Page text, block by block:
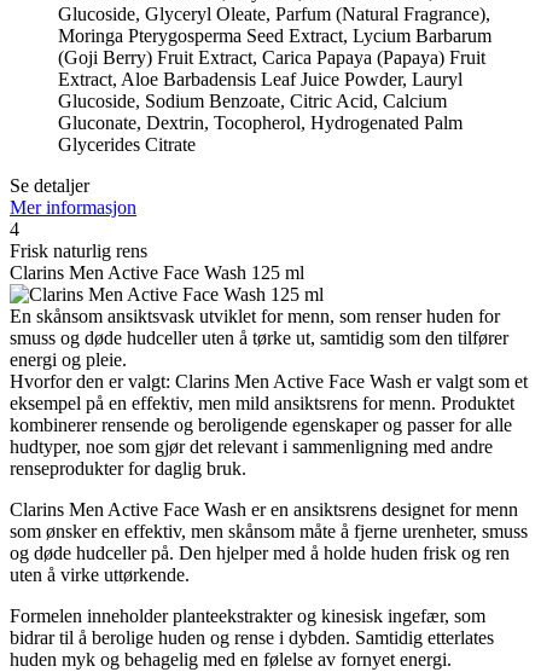
Glucoside, Glyceryl Oleate, Parfum (Natural Fragrance),
Moringa Pterygosperma Seed Extract, Lycium Barbarum
(Goji Berry) Fruit Extract, Carica Papaya (Papaya) Fruit
Extract, Aloe Barbadensis Leaf Juice Powder, Lauryl
Glucoside, Sodium Benzoate, Citric Acid, Calcium
Gluconate, Dextrin, Tocopherol, Hydrogenated Palm
Glycerides Citrate
Se detaljer
Mer informasjon
4
Frisk naturlig rens
Clarins Men Active Face Wash 125 ml
En skånsom ansiktsvask utviklet for menn, som renser huden for
smuss og døde hudceller uten å tørke ut, samtidig som den tilfører
energi og pleie.
Hvorfor den er valgt: Clarins Men Active Face Wash er valgt som et
eksempel på en effektiv, men mild ansiktsrens for menn. Produktet
kombinerer rensende og beroligende egenskaper og passer for alle
hudtyper, noe som gjør det relevant i sammenligning med andre
renseprodukter for daglig bruk.
Clarins Men Active Face Wash er en ansiktsrens designet for menn
som ønsker en effektiv, men skånsom måte å fjerne urenheter, smuss
og døde hudceller på. Den hjelper med å holde huden frisk og ren
uten å virke uttørkende.
Formelen inneholder planteekstrakter og kinesisk ingefær, som
bidrar til å berolige huden og rense i dybden. Samtidig etterlates
huden myk og behagelig med en følelse av fornyet energi.